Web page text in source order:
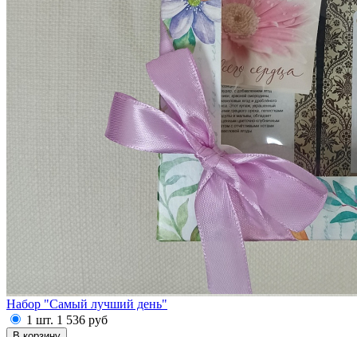
Набор "Самый лучший день"
1 шт. 1 536 руб